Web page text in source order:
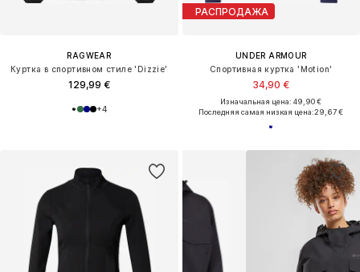
RAGWEAR
Куртка в спортивном стиле 'Dizzie'
129,99 €
+4
РАСПРОДАЖА
UNDER ARMOUR
Спортивная куртка 'Motion'
34,90 €
Изначальная цена: 49,90 €
Последняя самая низкая цена:29,67 €